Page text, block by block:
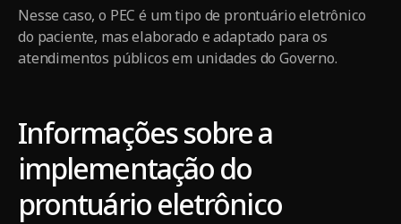
Nesse caso, o PEC é um tipo de prontuário eletrônico
do paciente, mas elaborado e adaptado para os
atendimentos públicos em unidades do Governo.
Informações sobre a
implementação do
prontuário eletrônico